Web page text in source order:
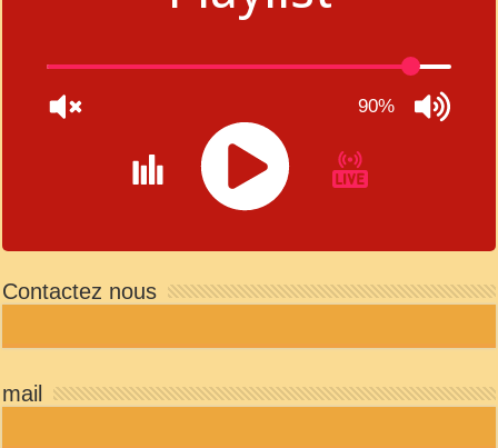
90%
PLAYER
and
by
WordPress
Contactez nous
mail